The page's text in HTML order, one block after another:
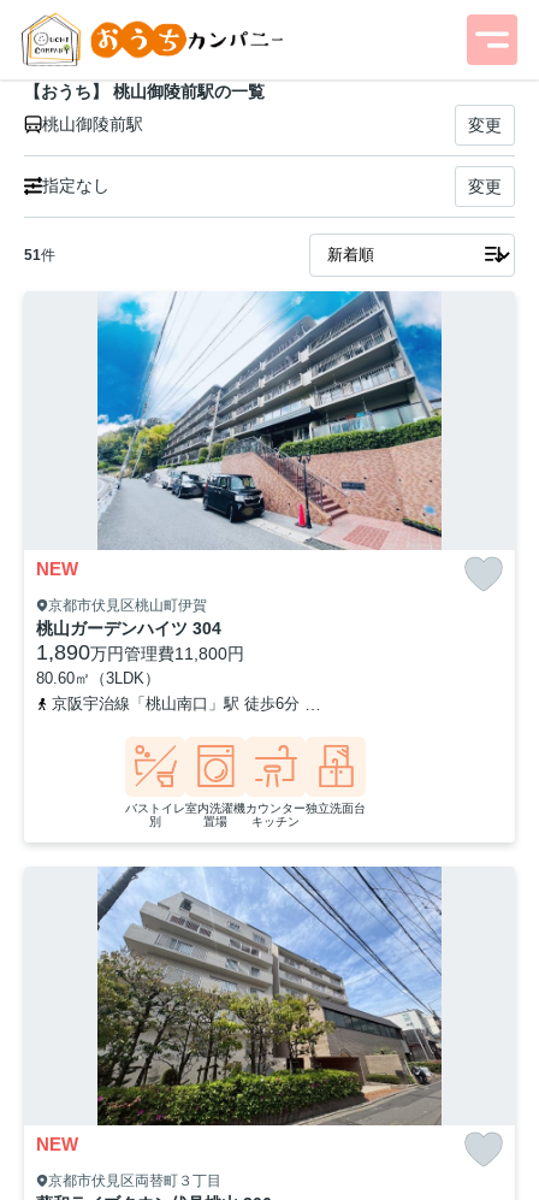
【おうち】 桃山御陵前駅の一覧
桃山御陵前駅
変更
指定なし 変更
51件
NEW
京都市伏見区桃山町伊賀
桃山ガーデンハイツ 304
1,890万円管理費11,800円
80.60㎡（3LDK）
京阪宇治線「桃山南口」駅 徒歩6分
バストイレ
別
室内洗濯機
置場
カウンター
キッチン
独立洗面台
NEW
京都市伏見区両替町３丁目